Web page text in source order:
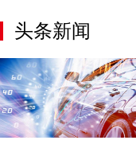
头条新闻